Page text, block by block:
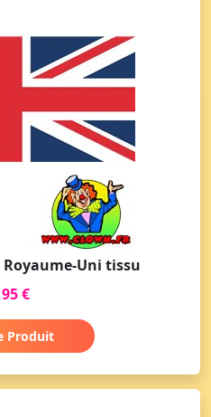
Uni tissu
€
Produit